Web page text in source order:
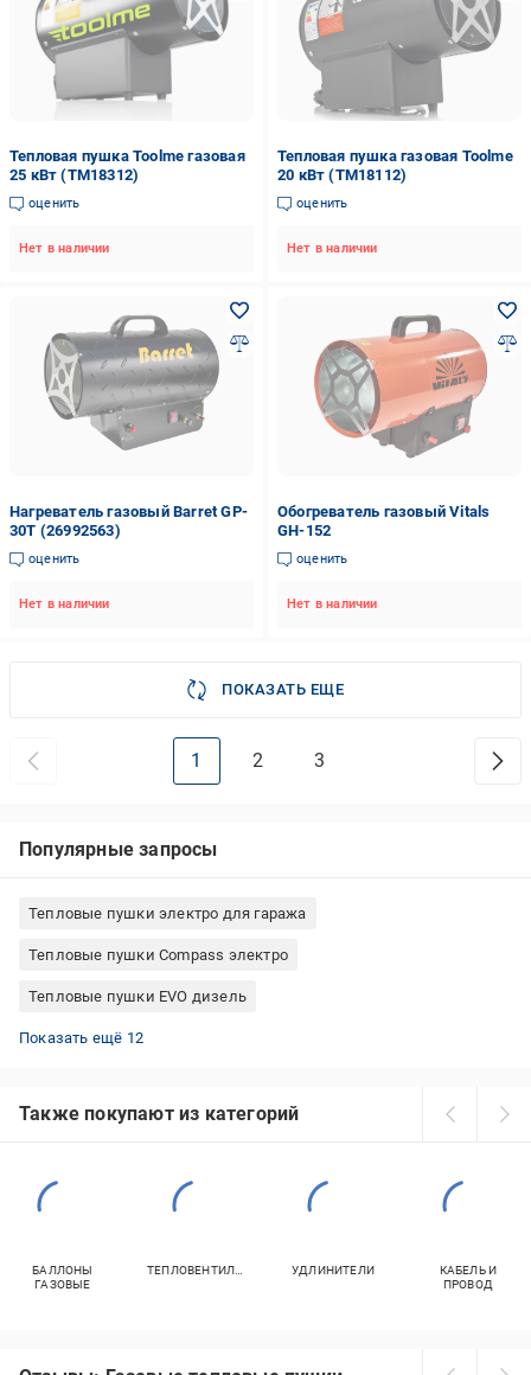
Тепловая пушка Toolme газовая
25 кВт (TM18312)
оценить
Нет в наличии
Тепловая пушка газовая Toolme
20 кВт (TM18112)
оценить
Нет в наличии
Нагреватель газовый Barret GP-
30T (26992563)
оценить
Нет в наличии
Обогреватель газовый Vitals
GH-152
оценить
Нет в наличии
ПОКАЗАТЬ ЕЩЕ
1 2 3
Популярные запросы
Тепловые пушки электро для гаража
Тепловые пушки Compass электро
Тепловые пушки EVO дизель
Тепловые пушки вентиляция без обогрева электро
Тепловые пушки Vitals электро
Тепловые пушки внутренний тепловой экран электро
Тепловые пушки Vitals дизель
Тепловые пушки электро для дачи
Тепловые пушки Termaxi электро
Тепловые пушки электро для дома
Тепловые пушки Ballu электро
Тепловые пушки Vitals газ
Тепловые пушки функция ручного перезапуска электро
Тепловые пушки Ballu дизель
Тепловые пушки Термія электро
Показать ещё 12
Также покупают из категорий
БАЛЛОНЫ
ГАЗОВЫЕ
УДЛИНИТЕЛИ
КАБЕЛЬ И
ПРОВОД